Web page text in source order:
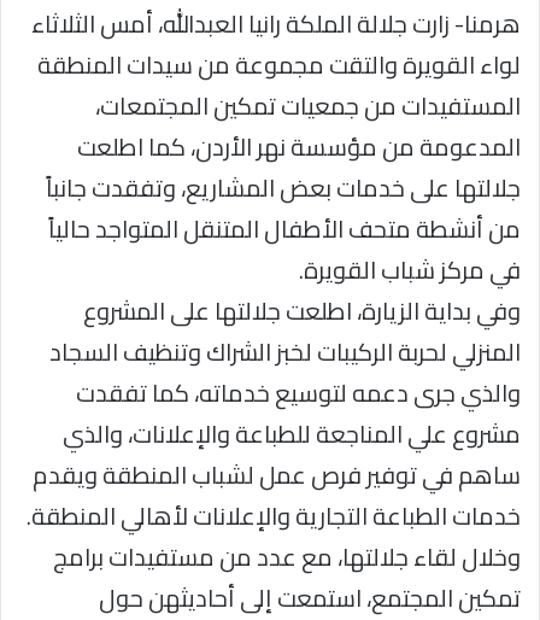
هرمنا- زارت جلالة الملكة رانيا العبدالله، أمس الثلاثاء
لواء القويرة والتقت مجموعة من سيدات المنطقة
المستفيدات من جمعيات تمكين المجتمعات،
المدعومة من مؤسسة نهر الأردن، كما اطلعت
جلالتها على خدمات بعض المشاريع، وتفقدت جانباً
من أنشطة متحف الأطفال المتنقل المتواجد حالياً
في مركز شباب القويرة.
وفي بداية الزيارة، اطلعت جلالتها على المشروع
المنزلي لحربة الركيبات لخبز الشراك وتنظيف السجاد
والذي جرى دعمه لتوسيع خدماته، كما تفقدت
مشروع علي المناجعة للطباعة والإعلانات، والذي
ساهم في توفير فرص عمل لشباب المنطقة ويقدم
خدمات الطباعة التجارية والإعلانات لأهالي المنطقة.
وخلال لقاء جلالتها، مع عدد من مستفيدات برامج
تمكين المجتمع، استمعت إلى أحاديثهن حول